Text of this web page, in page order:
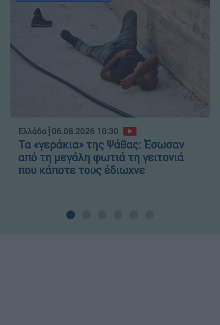
Ελλάδα┋06.08.2026 10:30
Τα «γεράκια» της Ψάθας: Έσωσαν
από τη μεγάλη φωτιά τη γειτονιά
που κάποτε τους έδιωχνε